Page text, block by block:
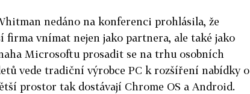
nedáno na konferenci prohlásila, že
firma vnímat nejen jako partnera, ale také jako
Microsoftu prosadit se na trhu osobních
vede tradiční výrobce PC k rozšíření nabídky o
prostor tak dostávají Chrome OS a Android.